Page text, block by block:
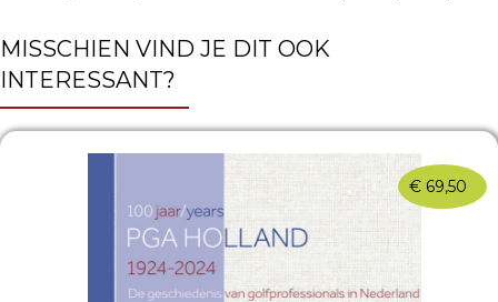
MISSCHIEN VIND JE DIT OOK
INTERESSANT?
€ 69,50